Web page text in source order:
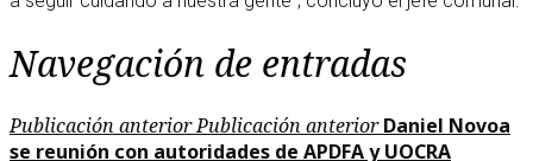
Navegación de entradas
Publicación anteriorPublicación anterior Daniel Novoa
se reunión con autoridades de APDFA y UOCRA